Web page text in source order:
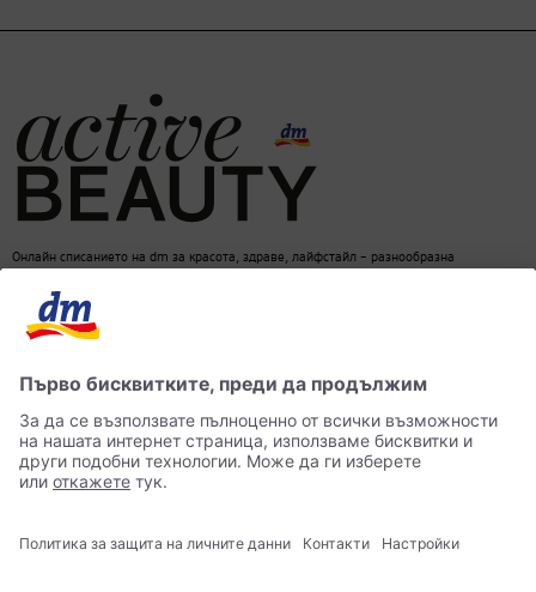
Онлайн списанието на dm за красота, здраве, лайфстайл – разнообразна
dm онлайн магазин Контакти Лични данни
достъпност